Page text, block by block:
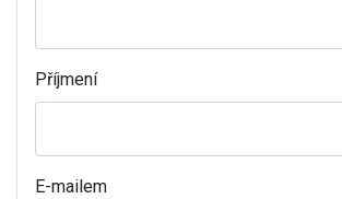
Příjmení
E-mailem